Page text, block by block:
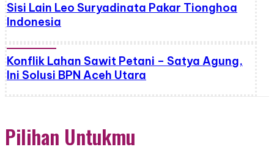
Sisi Lain Leo Suryadinata Pakar Tionghoa
Indonesia
Konflik Lahan Sawit Petani – Satya Agung,
Ini Solusi BPN Aceh Utara
Pilihan Untukmu